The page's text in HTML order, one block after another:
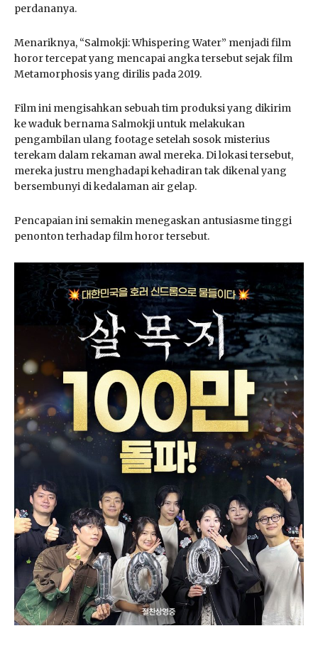
perdananya.
Menariknya, “Salmokji: Whispering Water” menjadi film
horor tercepat yang mencapai angka tersebut sejak film
Metamorphosis yang dirilis pada 2019.
Film ini mengisahkan sebuah tim produksi yang dikirim
ke waduk bernama Salmokji untuk melakukan
pengambilan ulang footage setelah sosok misterius
terekam dalam rekaman awal mereka. Di lokasi tersebut,
mereka justru menghadapi kehadiran tak dikenal yang
bersembunyi di kedalaman air gelap.
Pencapaian ini semakin menegaskan antusiasme tinggi
penonton terhadap film horor tersebut.